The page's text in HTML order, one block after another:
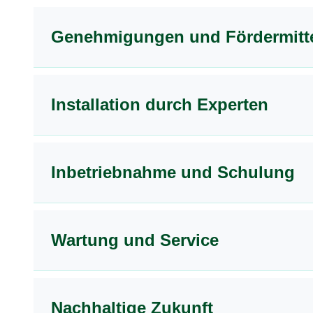
Genehmigungen und
Installation durch Experten
Inbetriebnahme und Schulung
Wartung und Service
Nachhaltige Zukunft